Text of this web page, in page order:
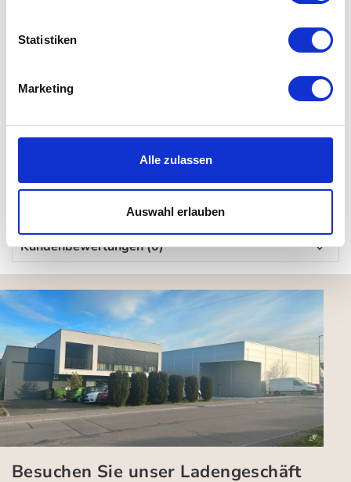
Statistiken
Marketing
Alle zulassen
Auswahl erlauben
Material: Kunststoff (ausschließlich in Schweden
outdoorgeeignet
im Trockner trocknen
in Schweden hergestellt
Kundenbewertungen (0)
Besuchen Sie unser Ladengeschäft